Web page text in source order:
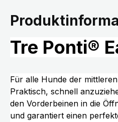
Tre Ponti®
Für alle Hunde der
Praktisch, schnell
den Vorderbeinen in die
und garantiert einen